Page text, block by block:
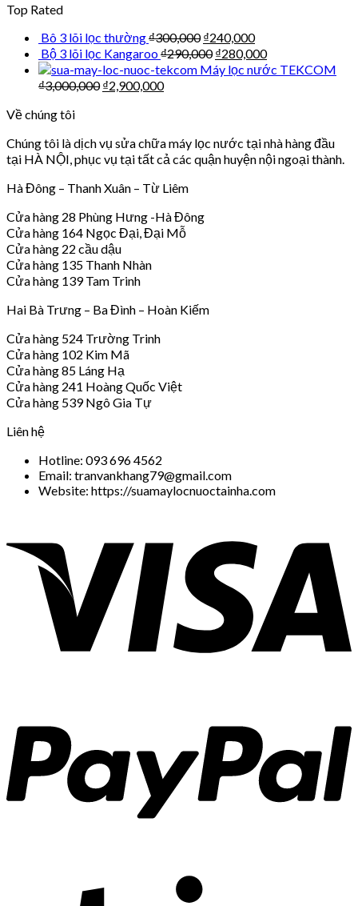
Top Rated
Bô 3 lõi lọc thường₫300,000 ₫240,000
Bộ 3 lõi lọc Kangaroo₫290,000 ₫280,000
Máy lọc nước TEKCOM
₫3,000,000 ₫2,900,000
Về chúng tôi
Chúng tôi là dịch vụ sửa chữa máy lọc nước tại nhà hàng đầu
tại HÀ NỘI, phục vụ tại tất cả các quận huyện nội ngoại thành.
Hà Đông – Thanh Xuân – Từ Liêm
Cửa hàng 28 Phùng Hưng -Hà Đông
Cửa hàng 164 Ngọc Đại, Đại Mỗ
Cửa hàng 22 cầu dậu
Cửa hàng 135 Thanh Nhàn
Cửa hàng 139 Tam Trinh
Hai Bà Trưng – Ba Đình – Hoàn Kiếm
Cửa hàng 524 Trường Trinh
Cửa hàng 102 Kim Mã
Cửa hàng 85 Láng Hạ
Cửa hàng 241 Hoàng Quốc Việt
Cửa hàng 539 Ngô Gia Tự
Liên hệ
Hotline: 093 696 4562
Email: tranvankhang79@gmail.com
Website: https://suamaylocnuoctainha.com